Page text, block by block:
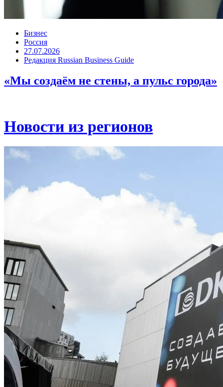
Бизнес
Россия
27.07.2026
Редакция Russian Business Guide
«Мы создаём не стены, а пульс города»
Новости из регионов